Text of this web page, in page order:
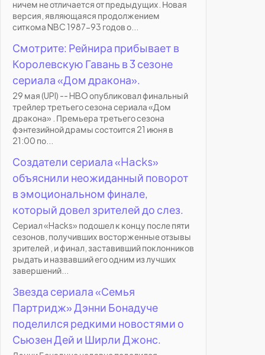
ничем не отличается от предыдущих. Новая
версия, являющаяся продолжением
ситкома NBC 1987-93 годов о...
Смотрите: Рейнира прибывает в
Королевскую Гавань в 3 сезоне
сериала «Дом дракона».
29 мая (UPI) -- HBO опубликовал финальный
трейлер третьего сезона сериала «Дом
дракона» . Премьера третьего сезона
фэнтезийной драмы состоится 21 июня в
21:00 по...
Создатели сериала «Hacks»
объяснили неожиданный поворот
в эмоциональном финале,
который довел зрителей до слез.
Сериал «Hacks» подошел к концу после пяти
сезонов, получивших восторженные отзывы
зрителей , и финал, заставивший поклонников
рыдать и назвавший его одним из лучших
завершений...
Звезда сериала «Семья
Партридж» Дэнни Бонадуче
поделился редкими новостями о
Сьюзен Дей и Ширли Джонс.